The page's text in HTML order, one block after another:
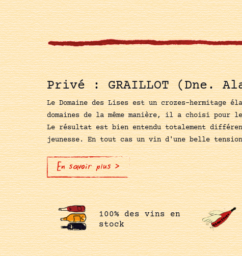
Privé : GRAILLOT (Dne.
Le Domaine des Lises est un crozes-
domaines de la même manière, il a choisi pour
Le résultat est bien entendu totalement
jeunesse. En tout cas un vin d'une belle
En savoir plus >
100% des vins en
stock